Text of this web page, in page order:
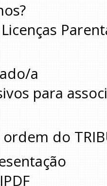
Licenças
a
para
do